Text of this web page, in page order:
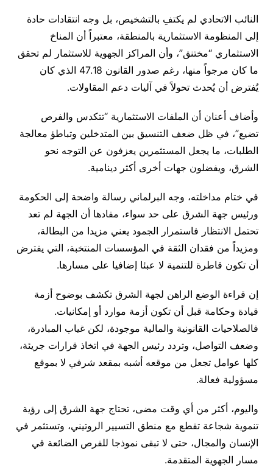
النائب الاتحادي لم يكتفِ بالتشخيص، بل وجه انتقادات حادة
إلى المنظومة الاستثمارية بالمنطقة، معتبراً أن المناخ
الاستثماري “مختنق”، وأن المراكز الجهوية للاستثمار لم تحقق
ما كان مرجواً منها، رغم صدور القانون 47.18 الذي كان
يُفترض أن يُحدث تحولاً في آليات دعم المقاولات.
وأضاف أعنان أن الملفات الاستثمارية “تتكدس والفرص
تضيع”، في ظل ضعف التنسيق بين المتدخلين وتباطؤ معالجة
الطلبات، ما يجعل المستثمرين يعزفون عن التوجه نحو
الشرق، ويفضلون جهات أخرى أكثر دينامية.
في ختام مداخلته، وجه البرلماني رسالة واضحة إلى الحكومة
ورئيس جهة الشرق على حد سواء، مفادها أن الجهة لم تعد
تحتمل الانتظار فاستمرار الجمود يعني مزيدا من البطالة،
ومزيداً من فقدان الثقة في المؤسسات المنتخبة، التي يفترض
أن تكون قاطرة للتنمية لا عبئا إضافيا على مسارها.
إن قراءة الوضع الراهن لجهة الشرق تكشف بوضوح أزمة
قيادة وحكامة قبل أن تكون أزمة موارد أو إمكانيات.
فالصلاحيات القانونية والمالية موجودة، لكن غياب المبادرة،
وضعف التواصل، وتردد رئيس الجهة في اتخاذ قرارات جريئة،
كلها عوامل تجعل من موقعه أشبه بمقعد شرفي لا بموقع
مسؤولية فعالة.
واليوم، أكثر من أي وقت مضى، تحتاج جهة الشرق إلى رؤية
تنموية شجاعة تقطع مع منطق التسيير الروتيني، وتستثمر في
الإنسان والمجال، حتى لا تبقى نموذجا للفرص الضائعة في
مسار الجهوية المتقدمة.